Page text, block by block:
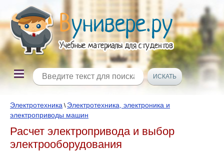
Электротехника \ Электротехника, электроника и
электроприводы машин
Расчет электропривода и выбор
электрооборудования